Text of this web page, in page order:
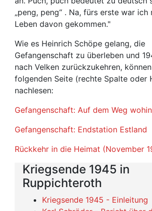
„peng, peng“ . Na, fürs erste war ich
Leben davon gekommen."
Wie es Heinrich Schöpe gelang, die
Gefangenschaft zu überleben und
nach Velken zurückzukehren,
folgenden Seite (rechte Spalte oder
nachlesen:
Gefangenschaft: Auf dem Weg
Gefangenschaft: Endstation Estland
Rückkehr in die Heimat (November
Kriegsende 1945 in
Ruppichteroth
Kriegsende 1945 - Einleitung